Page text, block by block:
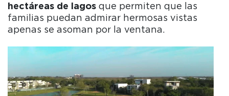
hectáreas de
lagos que permiten que las
familias puedan admirar hermosas vistas
apenas se asoman por la ventana.